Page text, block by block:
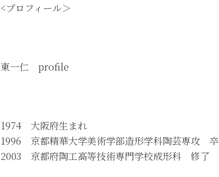
<プロフィール＞
東一仁 profile
1974 大阪府生まれ
1996 京都精華大学美術学部造形学科陶芸専攻 卒
2003 京都府陶工高等技術専門学校成形科 修了